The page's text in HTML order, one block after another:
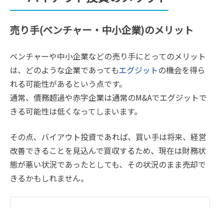
売り手(ベンチャー・中小企業)のメリット
ベンチャーや中小企業などの売り手にとってのメリット
は、どのような企業であってもエグジットの機会を得ら
れる可能性があるという点です。
通常、債務超過や赤字企業は通常のM&Aでエグジットで
きる可能性は低くなってしまいます。
その点、バイアウト投資であれば、買い手は将来、経営
改善できることを見込んで買収するため、現在は財務状
態が悪い状況であったとしても、その状況のまま売却で
きるかもしれません。